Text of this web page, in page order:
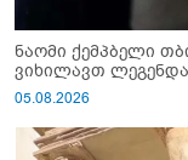
ნაომი ქემპბელი
ვიხილავთ
05.08.2026